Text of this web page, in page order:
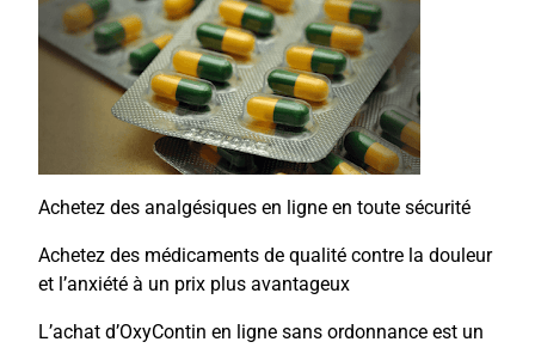
Achetez des analgésiques en ligne en toute sécurité
Achetez des médicaments de qualité contre la douleur
et l’anxiété à un prix plus avantageux
L’achat d’OxyContin en ligne sans ordonnance est un